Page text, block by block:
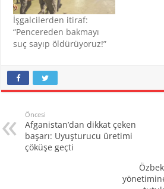
İşgalcilerden itiraf:
“Pencereden bakmayı
suç sayıp öldürüyoruz!”
Öncesi
Afganistan’dan dikkat çeken
başarı: Uyuşturucu üretimi
çöküşe geçti